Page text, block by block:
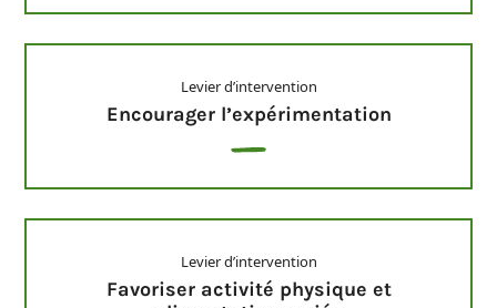
Levier d’intervention
Encourager l’expérimentation
Levier d’intervention
Favoriser activité physique et